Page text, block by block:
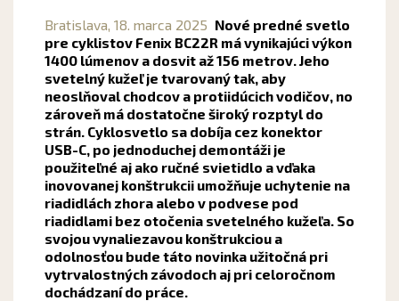
Bratislava, 18. marca 2025 Nové predné svetlo
pre cyklistov Fenix BC22R má vynikajúci výkon
1400 lúmenov a dosvit až 156 metrov. Jeho
svetelný kužeľ je tvarovaný tak, aby
neoslňoval chodcov a protiidúcich vodičov, no
zároveň má dostatočne široký rozptyl do
strán. Cyklosvetlo sa dobíja cez konektor
USB-C, po jednoduchej demontáži je
použiteľné aj ako ručné svietidlo a vďaka
inovovanej konštrukcii umožňuje uchytenie na
riadidlách zhora alebo v podvese pod
riadidlami bez otočenia svetelného kužeľa. So
svojou vynaliezavou konštrukciou a
odolnosťou bude táto novinka užitočná pri
vytrvalostných závodoch aj pri celoročnom
dochádzaní do práce.